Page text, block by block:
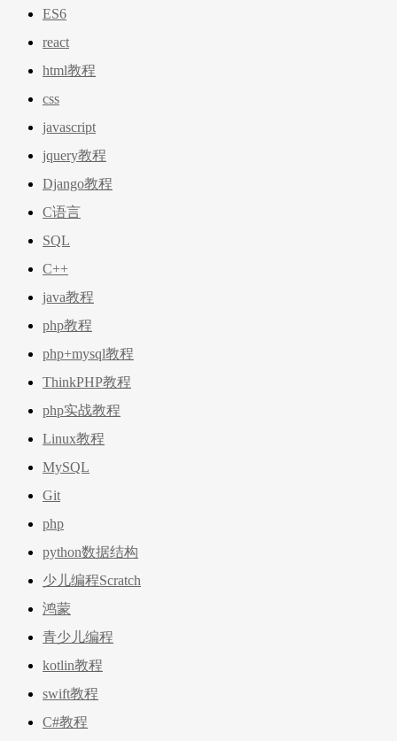
ES6
react
html教程
css
javascript
jquery教程
Django教程
C语言
SQL
C++
java教程
php教程
php+mysql教程
ThinkPHP教程
php实战教程
Linux教程
MySQL
Git
php
python数据结构
少儿编程Scratch
鸿蒙
青少儿编程
kotlin教程
swift教程
C#教程